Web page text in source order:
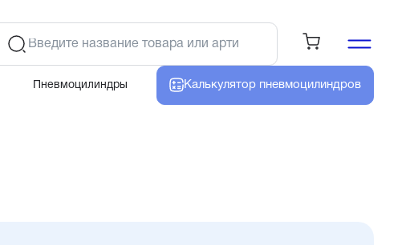
Пневмоцилиндры Калькулятор пневмоцилиндров